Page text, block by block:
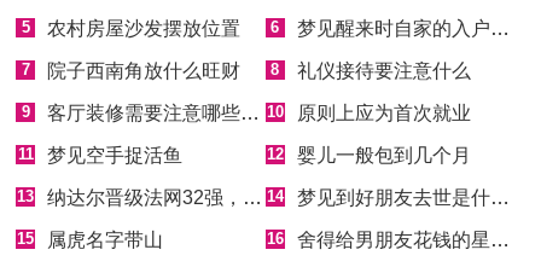
5 农村房屋沙发摆放位置 6 梦见醒来时自家的入户门开着
7 院子西南角放什么旺财 8 礼仪接待要注意什么
9 客厅装修需要注意哪些风水 10 原则上应为首次就业
11 梦见空手捉活鱼 12 婴儿一般包到几个月
13 纳达尔晋级法网32强，实现大满贯300胜里程碑 14 梦见到好朋友去世是什么意思
15 属虎名字带山 16 舍得给男朋友花钱的星座女